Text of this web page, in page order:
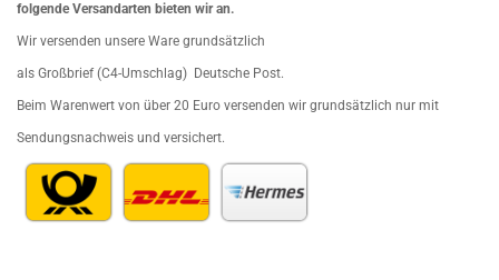
folgende Versandarten bieten wir an.
Wir versenden unsere Ware grundsätzlich
als Großbrief (C4-Umschlag) Deutsche Post.
Beim Warenwert von über 20 Euro versenden wir grundsätzlich nur mit
Sendungsnachweis und versichert.